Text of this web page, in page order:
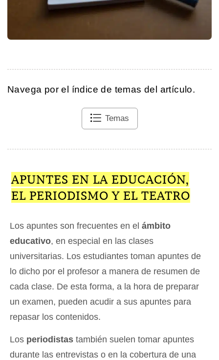
Navega por el índice de temas del artículo.
Temas
APUNTES EN LA EDUCACIÓN,
EL PERIODISMO Y EL TEATRO
Los apuntes son frecuentes en el ámbito
educativo, en especial en las clases
universitarias. Los estudiantes toman apuntes de
lo dicho por el profesor a manera de resumen de
cada clase. De esta forma, a la hora de preparar
un examen, pueden acudir a sus apuntes para
repasar los contenidos.
Los periodistas también suelen tomar apuntes
durante las entrevistas o en la cobertura de una